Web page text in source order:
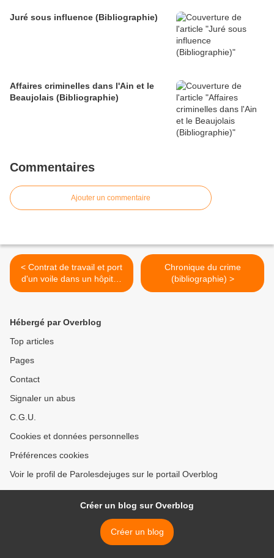
Juré sous influence (Bibliographie)
Affaires criminelles dans l'Ain et le
Beaujolais (Bibliographie)
Commentaires
Ajouter un commentaire
< Contrat de travail et port
d'un voile dans un hôpital,
l'avis de la CEDH
Chronique du crime
(bibliographie) >
Hébergé par Overblog
Top articles
Pages
Contact
Signaler un abus
C.G.U.
Cookies et données personnelles
Préférences cookies
Voir le profil de Parolesdejuges sur le portail Overblog
Créer un blog sur Overblog
Créer un blog